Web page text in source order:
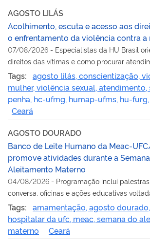
AGOSTO LILÁS
Acolhimento, escuta e acesso aos
o enfrentamento da violência contra a
07/08/2026 - Especialistas da HU Brasil
direitos das vítimas e como procurar
Tags: agosto lilás, conscientização,
mulher, violência sexual, atendimento,
penha, hc-ufmg, humap-ufms, hu-
Ceará
AGOSTO DOURADO
Banco de Leite Humano da Meac-
promove atividades durante a
Aleitamento Materno
04/08/2026 - Programação inclui
conversa, oficinas e ações educativas
puérperas, familiares e profissionais de
Tags: amamentação, agosto
hospitalar da ufc, meac, semana do
materno
Ceará